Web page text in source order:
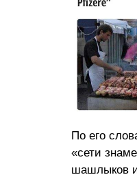
По его
«сети
шашлыков